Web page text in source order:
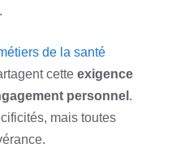
de la santé
cette exigence
personnel .
mais toutes